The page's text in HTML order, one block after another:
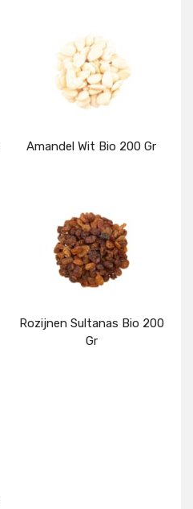
Details
Amandel Wit Bio 200 Gr
Details
Rozijnen Sultanas Bio 200
Gr